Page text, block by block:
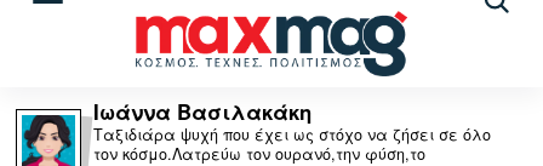
Ιωάννα Βασιλακάκη
Ταξιδιάρα ψυχή που έχει ως στόχο να ζήσει σε όλο
τον κόσμο.Λατρεύω τον ουρανό,την φύση,το